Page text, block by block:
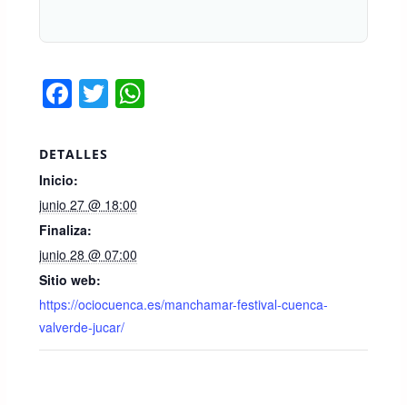
F
c
e
b
o
o
k
T W
DETALLES
Inicio:
junio 27 @ 18:00
Finaliza:
junio 28 @ 07:00
Sitio web:
https://ociocuenca.es/manchamar-festival-cuenca-
valverde-jucar/